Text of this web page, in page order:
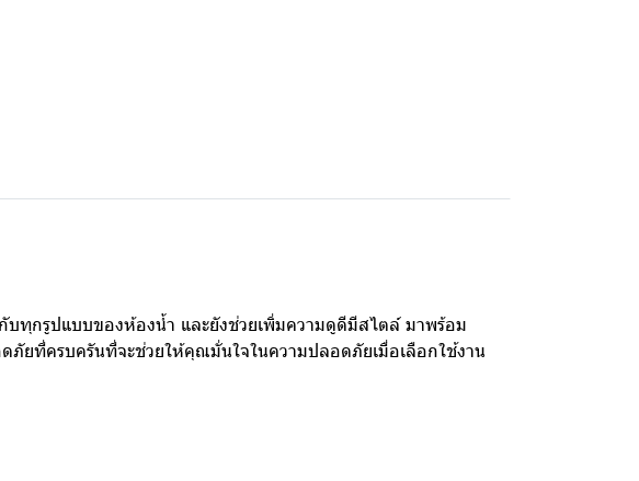
ทุกรูปแบบของห้องน้ำ และยังช่วยเพิ่มความดูดีมีสไตล์ มาพร้อม
ยที่ครบครันที่จะช่วยให้คุณมั่นใจในความปลอดภัยเมื่อเลือกใช้งาน